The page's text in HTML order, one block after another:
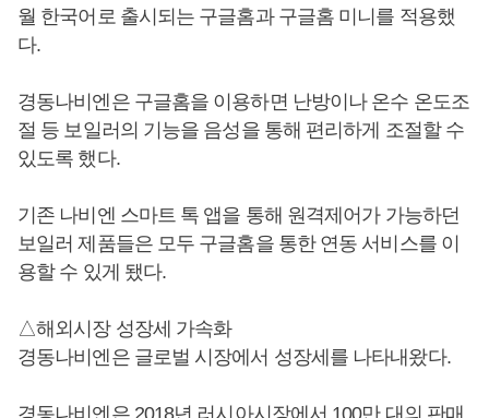
월 한국어로 출시되는 구글홈과 구글홈 미니를 적용했
다.
경동나비엔은 구글홈을 이용하면 난방이나 온수 온도조
절 등 보일러의 기능을 음성을 통해 편리하게 조절할 수
있도록 했다.
기존 나비엔 스마트 톡 앱을 통해 원격제어가 가능하던
보일러 제품들은 모두 구글홈을 통한 연동 서비스를 이
용할 수 있게 됐다.
△해외시장 성장세 가속화
경동나비엔은 글로벌 시장에서 성장세를 나타내왔다.
경동나비엔은 2018년 러시아시장에서 100만 대의 판매